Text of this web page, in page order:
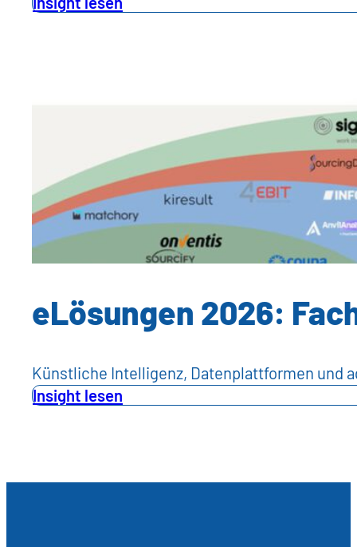
eLösungen 2026:
Künstliche Intelligenz, Datenplattformen und
Insight lesen